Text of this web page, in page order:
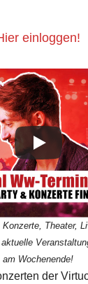
einloggen!
Theater,
am Wochenende!
der